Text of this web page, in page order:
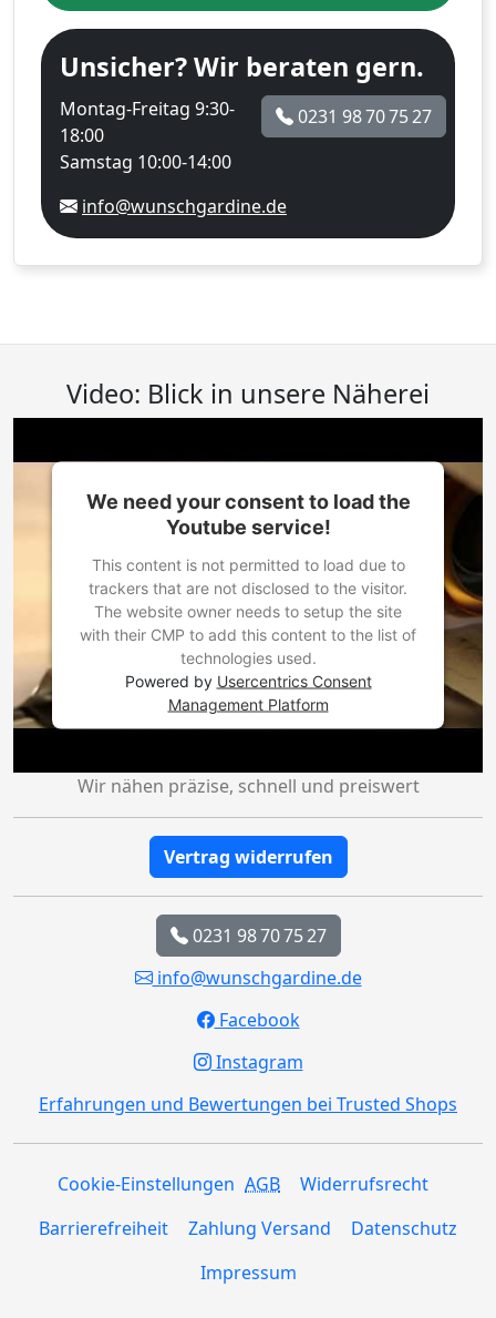
Unsicher? Wir beraten gern.
Montag-Freitag 9:30-
18:00
Samstag 10:00-14:00
0231 98 70 75 27
info@wunschgardine.de
Video: Blick in unsere Näherei
We need your consent to load the
Youtube service!
This content is not permitted to load due to
trackers that are not disclosed to the visitor.
The website owner needs to setup the site
with their CMP to add this content to the list of
technologies used.
Powered by Usercentrics Consent
Management Platform
Wir nähen präzise, schnell und preiswert
Vertrag widerrufen
0231 98 70 75 27
info@wunschgardine.de
Facebook
Instagram
Erfahrungen und Bewertungen bei Trusted Shops
Cookie-Einstellungen AGB
Widerrufsrecht
Barrierefreiheit
Zahlung Versand
Datenschutz
Impressum